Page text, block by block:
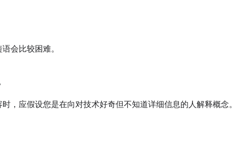
会比较困难。
，应假设您是在向对技术好奇但不知道详细信息的人解释概念。